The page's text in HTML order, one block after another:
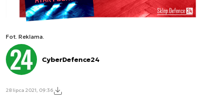
Fot. Reklama.
CyberDefence24
28 lipca 2021, 09:36